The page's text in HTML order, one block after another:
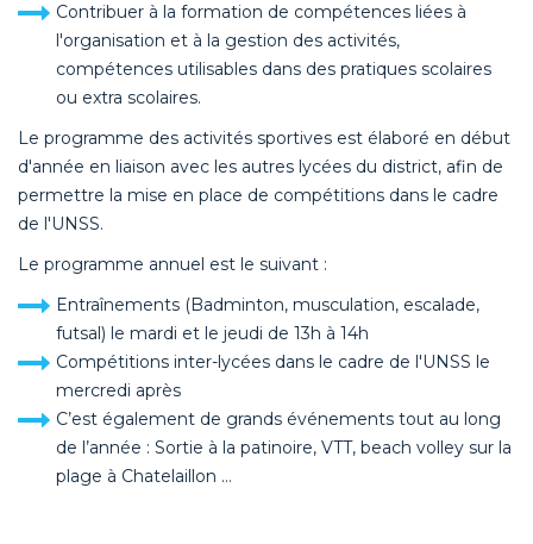
Contribuer à la formation de compétences liées à
l'organisation et à la gestion des activités,
compétences utilisables dans des pratiques scolaires
ou extra scolaires.
Le programme des activités sportives est élaboré en début
d'année en liaison avec les autres lycées du district, afin de
permettre la mise en place de compétitions dans le cadre
de l'UNSS.
Le programme annuel est le suivant :
Entraînements (Badminton, musculation, escalade,
futsal) le mardi et le jeudi de 13h à 14h
Compétitions inter-lycées dans le cadre de l'UNSS le
mercredi après
C’est également de grands événements tout au long
de l’année : Sortie à la patinoire, VTT, beach volley sur la
plage à Chatelaillon …